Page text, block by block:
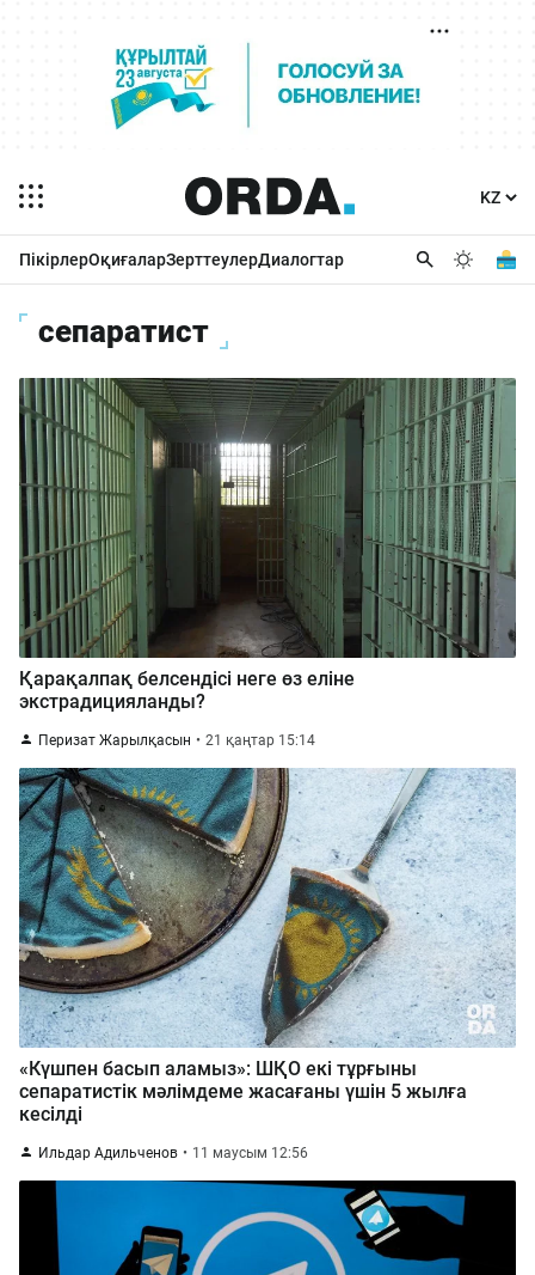
ПікірлерОқиғаларЗерттеулерДиалогтар
сепаратист
Қарақалпақ белсендісі неге өз еліне
экстрадицияланды?
Перизат Жарылқасын 21 қаңтар 15:14
«Күшпен басып аламыз»: ШҚО екі тұрғыны
сепаратистік мәлімдеме жасағаны үшін 5 жылға
кесілді
Ильдар Адильченов 11 маусым 12:56